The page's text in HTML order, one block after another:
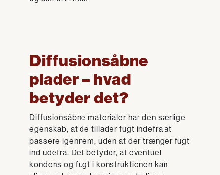
Diffusionsåbne
plader – hvad
betyder det?
Diffusionsåbne materialer har den særlige
egenskab, at de tillader fugt indefra at
passere igennem, uden at der trænger fugt
ind udefra. Det betyder, at eventuel
kondens og fugt i konstruktionen kan